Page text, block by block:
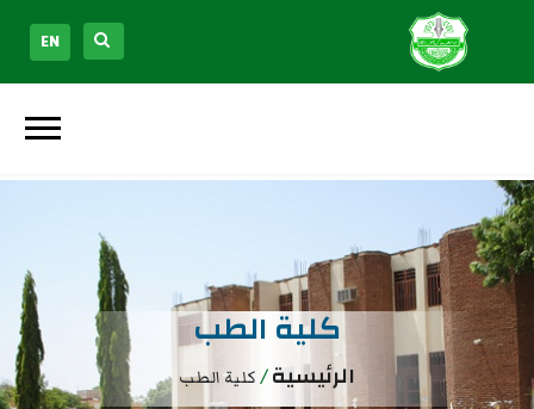
EN
كلية الطب
الرئيسية/كلية الطب